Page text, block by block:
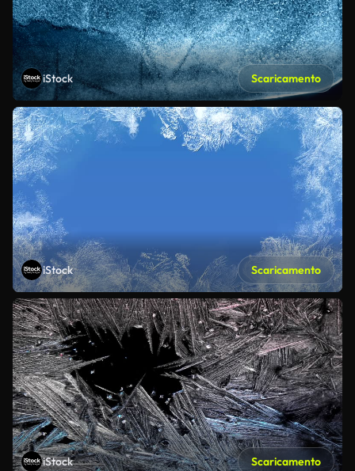
iStock Scaricamento
iStock Scaricamento
iStock Scaricamento